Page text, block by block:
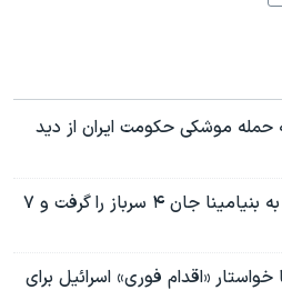
حمله موشکی حکومت ایران از دید
ارتش اسرائیل: حمله پهپادی به بنیامینا جان ۴ سرباز را گرفت و ۷
«اقدام فوری» اسرائیل برای